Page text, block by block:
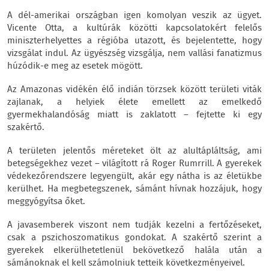
A dél-amerikai országban igen komolyan veszik az ügyet.
Vicente Otta, a kultúrák közötti kapcsolatokért felelős
miniszterhelyettes a régióba utazott, és bejelentette, hogy
vizsgálat indul. Az ügyészség vizsgálja, nem vallási fanatizmus
húzódik-e meg az esetek mögött.
Az Amazonas vidékén élő indián törzsek között területi viták
zajlanak, a helyiek élete emellett az emelkedő
gyermekhalandóság miatt is zaklatott – fejtette ki egy
szakértő.
A területen jelentős méreteket ölt az alultápláltság, ami
betegségekhez vezet – világított rá Roger Rumrrill. A gyerekek
védekezőrendszere legyengült, akár egy nátha is az életükbe
kerülhet. Ha megbetegszenek, sámánt hívnak hozzájuk, hogy
meggyógyítsa őket.
A javasemberek viszont nem tudják kezelni a fertőzéseket,
csak a pszichoszomatikus gondokat. A szakértő szerint a
gyerekek elkerülhetetlenül bekövetkező halála után a
sámánoknak el kell számolniuk tetteik következményeivel.